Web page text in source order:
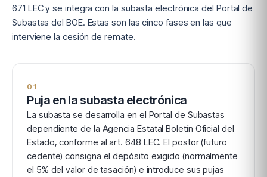
671 LEC y se integra con la subasta electrónica del Portal de
Subastas del BOE. Estas son las cinco fases en las que
interviene la cesión de remate.
01
Puja en la subasta electrónica
La subasta se desarrolla en el Portal de Subastas
dependiente de la Agencia Estatal Boletín Oficial del
Estado, conforme al art. 648 LEC. El postor (futuro
cedente) consigna el depósito exigido (normalmente
el 5% del valor de tasación) e introduce sus pujas